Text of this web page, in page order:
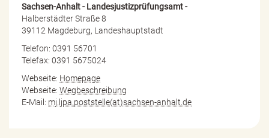
Sachsen-Anhalt - Landesjustizprüfungsamt -
Halberstädter Straße 8
39112 Magdeburg, Landeshauptstadt
Telefon: 0391 56701
Telefax: 0391 5675024
Webseite: Homepage
Webseite: Wegbeschreibung
E-Mail: mj.ljpa.poststelle(at)sachsen-anhalt.de